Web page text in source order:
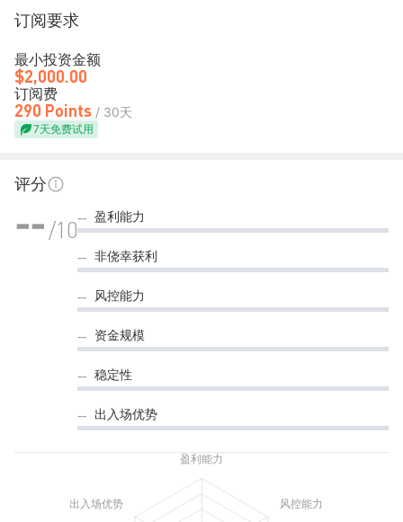
订阅要求
最小投资金额
$2,000.00
订阅费
290 Points / 30天
7天免费试用
评分
--/10-- 盈利能力
-- 非侥幸获利
-- 风控能力
-- 资金规模
-- 稳定性
-- 出入场优势